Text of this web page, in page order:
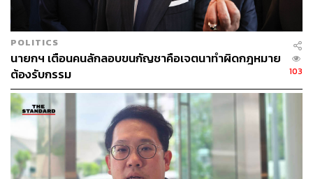
POLITICS
นายกฯ เตือนคนลักลอบขนกัญชาคือเจตนาทำผิดกฎหมาย
ต้องรับกรรม
103